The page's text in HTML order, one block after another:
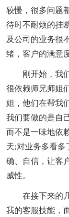
较慢，很多问题
待时不耐烦的挂
及公司的业务很
绪，客户的满意
刚开始，我们
很依赖师兄师姐
姐，他们在帮我
我们要做的是自
而不是一味地依
天;对业务多看多
确、自信，让客
威性。
在接下来的几
我的客服技能，